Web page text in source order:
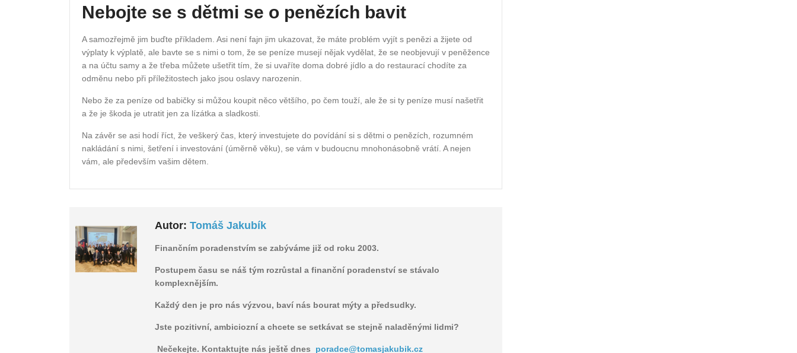
Nebojte se s dětmi se o penězích bavit
A samozřejmě jim buďte příkladem. Asi není fajn jim ukazovat, že máte problém vyjít s penězi a žijete od
výplaty k výplatě, ale bavte se s nimi o tom, že se peníze musejí nějak vydělat, že se neobjevují v peněžence
a na účtu samy a že třeba můžete ušetřit tím, že si uvaříte doma dobré jídlo a do restaurací chodíte za
odměnu nebo při příležitostech jako jsou oslavy narozenin.
Nebo že za peníze od babičky si můžou koupit něco většího, po čem touží, ale že si ty peníze musí našetřit
a že je škoda je utratit jen za lízátka a sladkosti.
Na závěr se asi hodí říct, že veškerý čas, který investujete do povídání si s dětmi o penězích, rozumném
nakládání s nimi, šetření i investování (úměrně věku), se vám v budoucnu mnohonásobně vrátí. A nejen
vám, ale především vašim dětem.
Autor: Tomáš Jakubík
Finančním poradenstvím se zabýváme již od roku 2003.
Postupem času se náš tým rozrůstal a finanční poradenství se stávalo
komplexnějším.
Každý den je pro nás výzvou, baví nás bourat mýty a předsudky.
Jste pozitivní, ambiciozní a chcete se setkávat se stejně naladěnými lidmi?
Nečekejte. Kontaktujte nás ještě dnes poradce@tomasjakubik.cz